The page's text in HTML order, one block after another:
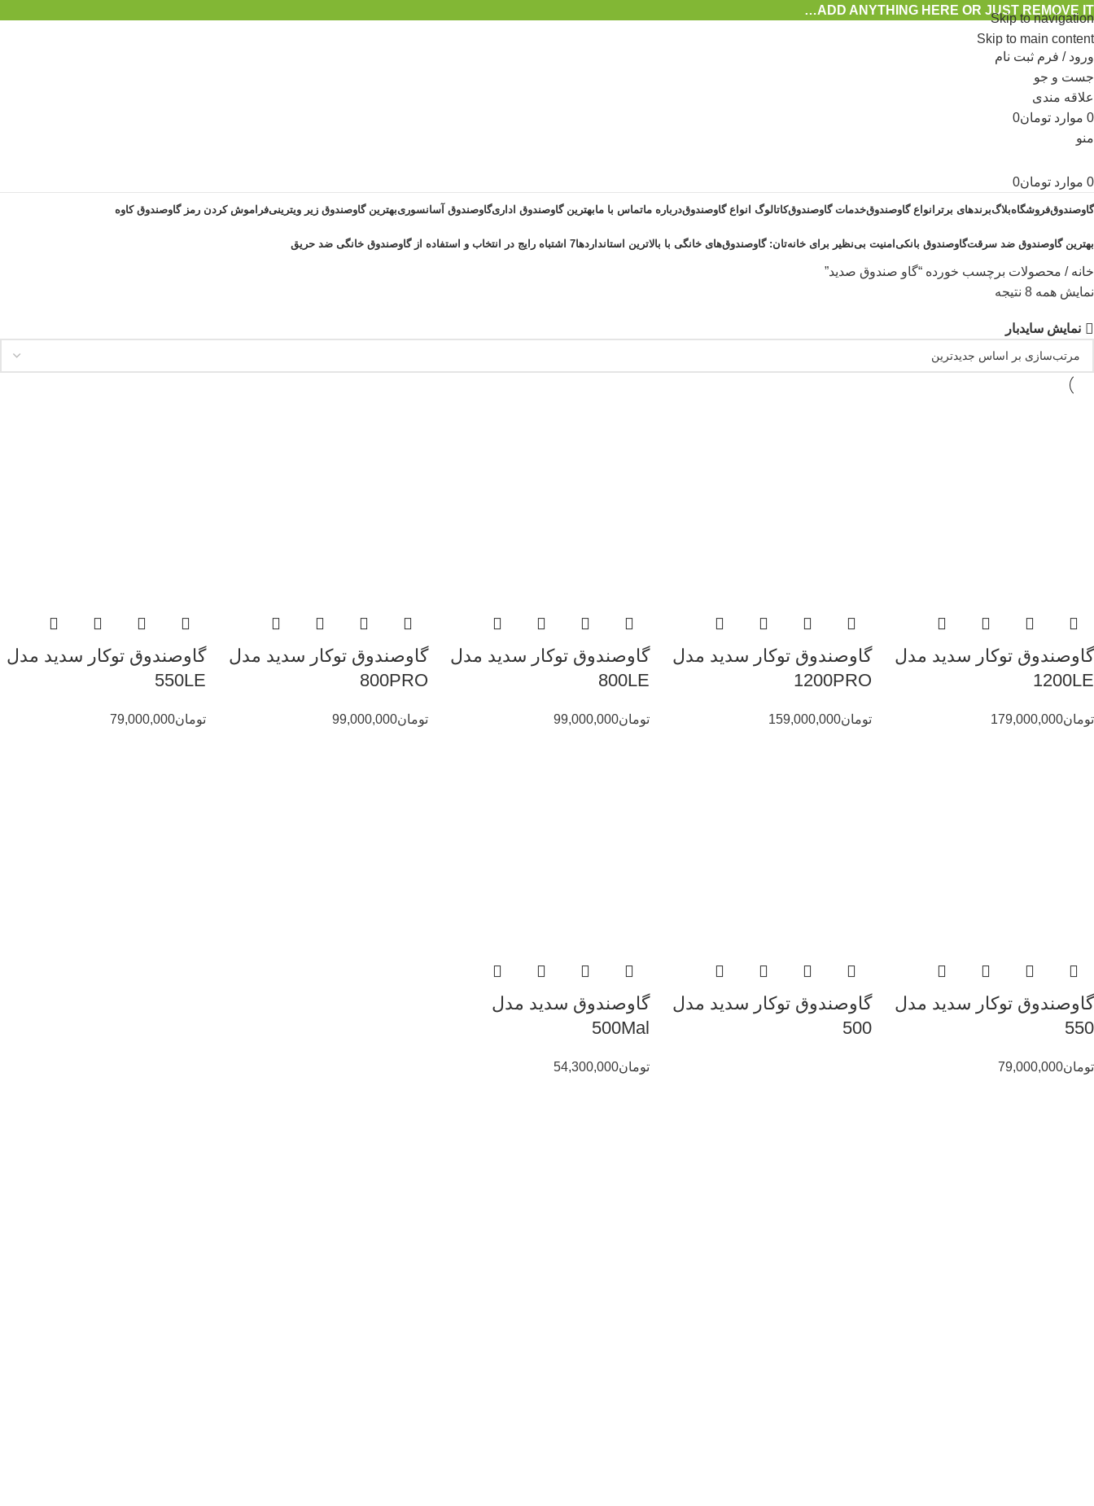
Skip to navigation
Skip to main content
ADD ANYTHING HERE OR JUST REMOVE IT…
ورود / فرم ثبت نام
جست و جو
علاقه مندی
0 موارد تومان0
منو
0 موارد تومان0
گاوصندوقفروشگاهبلاگبرندهای برتر انواع گاوصندوقخدمات گاوصندوقکاتالوگ انواع گاوصندوقدرباره ماتماس با مابهترین گاوصندوق اداریگاوصندوق آسانسوریبهترین گاوصندوق زیر ویترینیفراموش کردن رمز گاوصندوق کاوه
بهترین گاوصندوق ضد سرقتگاوصندوق بانکیامنیت بی‌نظیر برای خانه‌تان: گاوصندوق‌های خانگی با بالاترین استانداردها7 اشتباه رایج در انتخاب و استفاده از گاوصندوق خانگی ضد حریق
خانه محصولات برچسب خورده “گاو صندوق صدید”
نمایش همه 8 نتیجه
نمایش سایدبار
گاوصندوق توکار سدید مدل
1200LE
تومان179,000,000
گاوصندوق توکار سدید مدل
1200PRO
تومان159,000,000
گاوصندوق توکار سدید مدل
800LE
تومان99,000,000
گاوصندوق توکار سدید مدل
800PRO
تومان99,000,000
گاوصندوق توکار سدید مدل
550LE
تومان79,000,000
گاوصندوق توکار سدید مدل
550
تومان79,000,000
گاوصندوق توکار سدید مدل
500
گاوصندوق سدید مدل
500Mal
تومان54,300,000